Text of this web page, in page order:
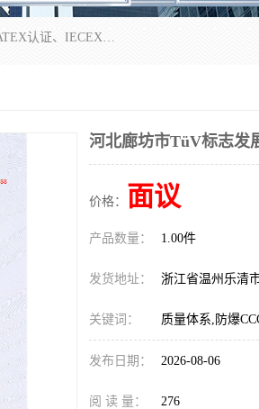
本公司专业从事全国：防爆认证、煤安认证、劳安认证、体系认证、产品认证、ATEX认证、IECEX认证、消防产品认证、生产认可证、验厂指导、认证技术支持、企业管理策划等一站式咨询服务。 用我们的智慧、经验、真诚与勤恳，分享成长的喜悦！ 全国24小时咨询热线：* 认证咨询：张老师（全国*）
河北廊坊市TüV标志发
价格： 面议
产品数量： 1.00件
发货地址： 浙江省温州乐清
关键词： 质量体系,防爆
发布日期： 2026-08-06
阅 读 量： 276